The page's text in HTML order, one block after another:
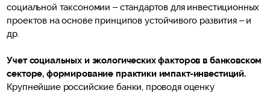
социальной таксономии – стандартов для инвестиционных
проектов на основе принципов устойчивого развития – и
др.
Учет социальных и экологических факторов в банковском
секторе, формирование практики импакт-инвестиций.
Крупнейшие российские банки, проводя оценку